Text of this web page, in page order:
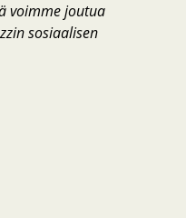
voimme joutua
sosiaalisen